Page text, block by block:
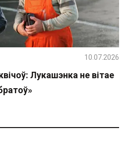
Лукашэнка не вітае
10.07.2026